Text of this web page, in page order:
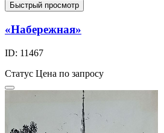
Быстрый просмотр
«Набережная»
ID: 11467
Статус Цена по запросу